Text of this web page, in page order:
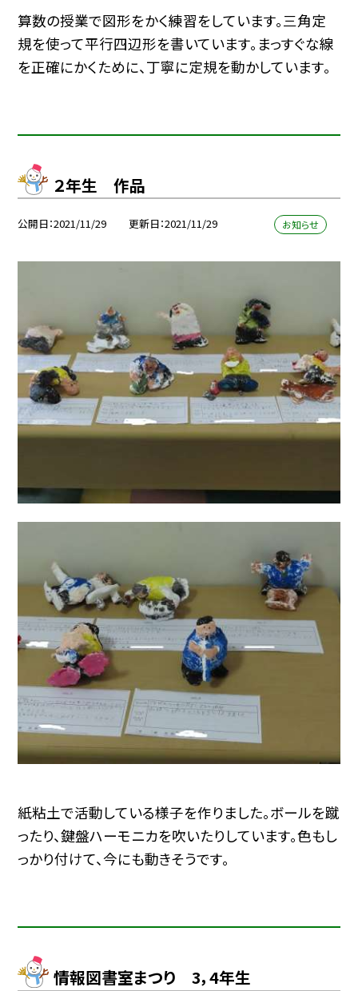
算数の授業で図形をかく練習をしています。三角定
規を使って平行四辺形を書いています。まっすぐな線
を正確にかくために、丁寧に定規を動かしています。
２年生 作品
公開日 2021/11/29 更新日 2021/11/29 お知らせ
紙粘土で活動している様子を作りました。ボールを蹴
ったり、鍵盤ハーモニカを吹いたりしています。色もし
っかり付けて、今にも動きそうです。
情報図書室まつり 3，4年生